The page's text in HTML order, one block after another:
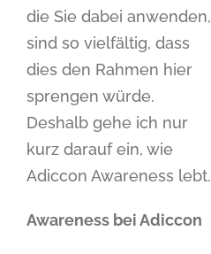
die Sie dabei anwenden,
sind so vielfältig, dass
dies den Rahmen hier
sprengen würde.
Deshalb gehe ich nur
kurz darauf ein, wie
Adiccon Awareness lebt.
Awareness bei Adiccon